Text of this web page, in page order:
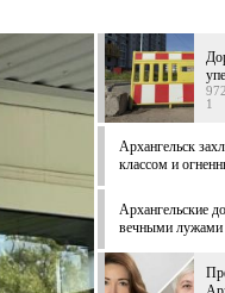
972
1
Архангельск
классом и
Архангельские
вечными лужами